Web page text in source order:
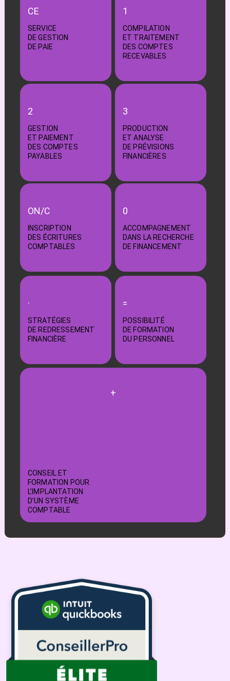
CE
SERVICE
DE GESTION
DE PAIE
1
COMPILATION
ET TRAITEMENT
DES COMPTES
RECEVABLES
2
GESTION
ET PAIEMENT
DES COMPTES
PAYABLES
3
PRODUCTION
ET ANALYSE
DE PRÉVISIONS
FINANCIÈRES
ON/C
INSCRIPTION
DES ÉCRITURES
COMPTABLES
0
ACCOMPAGNEMENT
DANS LA RECHERCHE
DE FINANCEMENT
·
STRATÉGIES
DE REDRESSEMENT
FINANCIÈRE
=
POSSIBILITÉ
DE FORMATION
DU PERSONNEL
+
CONSEIL ET
FORMATION POUR
L’IMPLANTATION
D’UN SYSTÈME
COMPTABLE